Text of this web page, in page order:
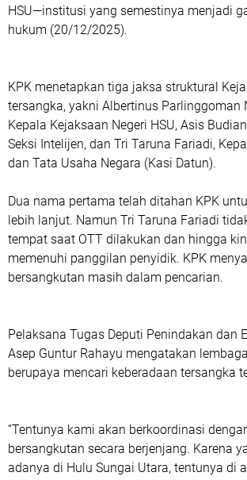
HSU—institusi yang semestinya menjadi
hukum (20/12/2025).
KPK menetapkan tiga jaksa struktural
tersangka, yakni Albertinus Parlinggoman
Kepala Kejaksaan Negeri HSU, Asis
Seksi Intelijen, dan Tri Taruna Fariadi,
dan Tata Usaha Negara (Kasi Datun).
Dua nama pertama telah ditahan KPK
lebih lanjut. Namun Tri Taruna Fariadi
tempat saat OTT dilakukan dan hingga
memenuhi panggilan penyidik. KPK
bersangkutan masih dalam pencarian.
Pelaksana Tugas Deputi Penindakan dan
Asep Guntur Rahayu mengatakan
berupaya mencari keberadaan tersangka
“Tentunya kami akan berkoordinasi
bersangkutan secara berjenjang. Karena
adanya di Hulu Sungai Utara, tentunya di